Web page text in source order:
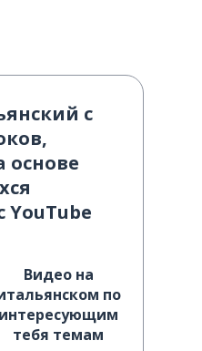
с
основе
YouTube
Видео на
по
интересующим
тебя темам